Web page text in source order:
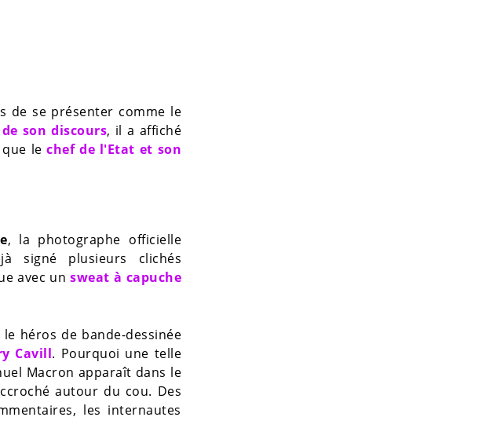
de se présenter comme le
son discours, il a affiché
que lechef de l'Etat et son
, la photographe officielle
signé plusieurs clichés
avec unsweat à capuche
héros de bande-dessinée
Cavill. Pourquoi une telle
Macron apparaît dans le
autour du cou. Des
les internautes